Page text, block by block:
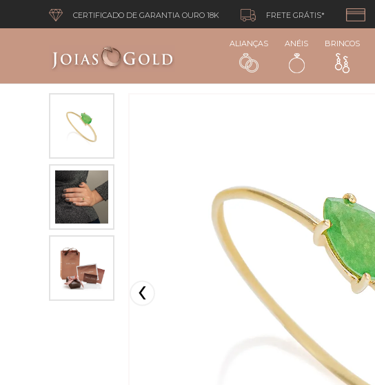
CERTIFICADO DE GARANTIA OURO 18K FRETE GRÁTIS*
ALIANÇAS ANÉIS BRINCOS